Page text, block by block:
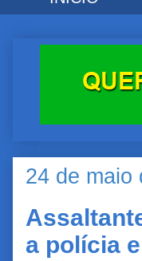
24 de maio
a polícia